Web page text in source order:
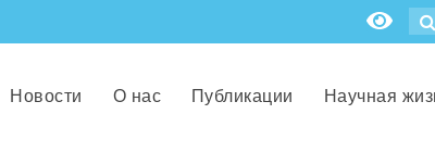
Новости О нас Публикации Научная